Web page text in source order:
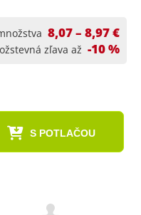
8,07 – 8,97 €
zľava až -10 %
S POTLAČOU